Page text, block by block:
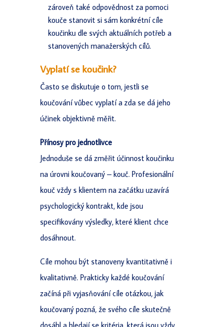
zároveň také odpovědnost za pomoci
kouče stanovit si sám konkrétní cíle
koučinku dle svých aktuálních potřeb a
stanovených manažerských cílů.
Vyplatí se koučink?
Často se diskutuje o tom, jestli se
koučování vůbec vyplatí a zda se dá jeho
účinek objektivně měřit.
Přínosy pro jednotlivce
Jednoduše se dá změřit účinnost koučinku
na úrovni koučovaný – kouč. Profesionální
kouč vždy s klientem na začátku uzavírá
psychologický kontrakt, kde jsou
specifikovány výsledky, které klient chce
dosáhnout.
Cíle mohou být stanoveny kvantitativně i
kvalitativně. Prakticky každé koučování
začíná při vyjasňování cíle otázkou, jak
koučovaný pozná, že svého cíle skutečně